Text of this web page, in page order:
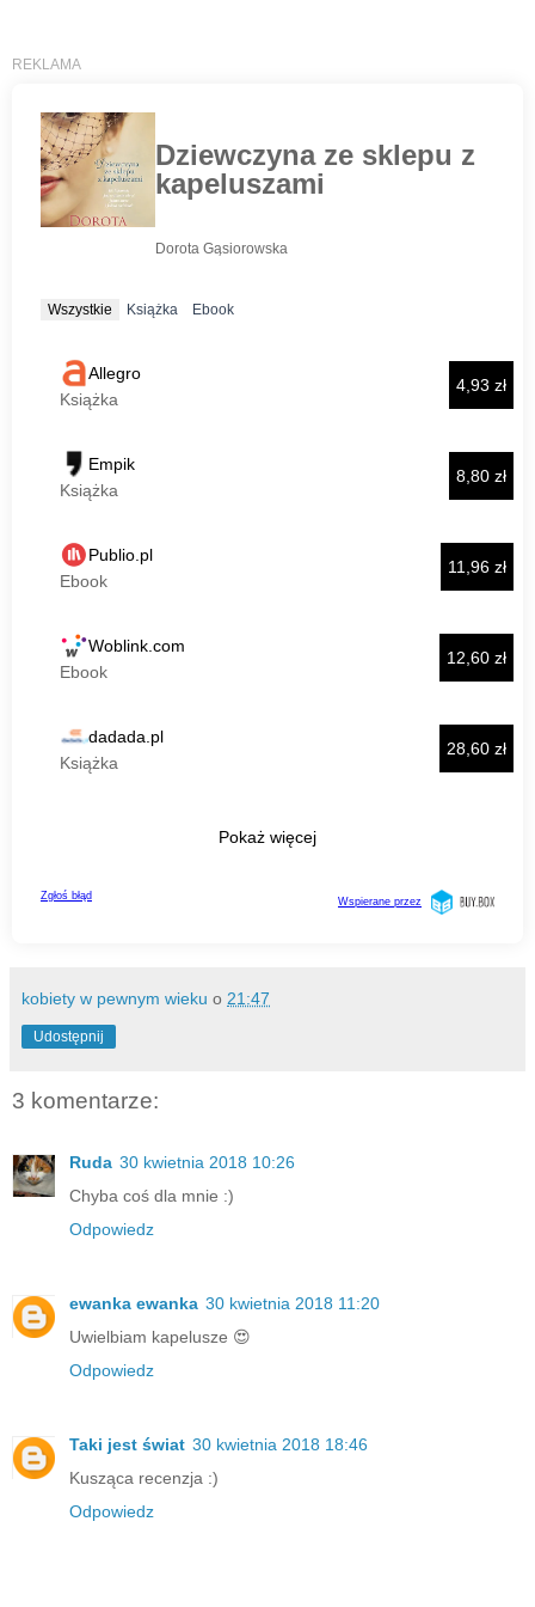
kobiety w pewnym wieku o 21:47
Udostępnij
3 komentarze:
Ruda 30 kwietnia 2018 10:26
Chyba coś dla mnie :)
Odpowiedz
ewanka ewanka 30 kwietnia 2018 11:20
Uwielbiam kapelusze 😍
Odpowiedz
Taki jest świat 30 kwietnia 2018 18:46
Kusząca recenzja :)
Odpowiedz